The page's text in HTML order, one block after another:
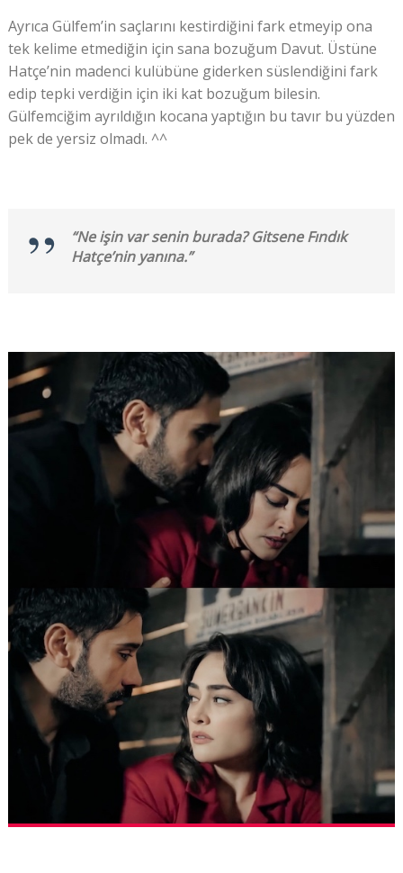
Ayrıca Gülfem’in saçlarını kestirdiğini fark etmeyip ona
tek kelime etmediğin için sana bozuğum Davut. Üstüne
Hatçe’nin madenci kulübüne giderken süslendiğini fark
edip tepki verdiğin için iki kat bozuğum bilesin.
Gülfemciğim ayrıldığın kocana yaptığın bu tavır bu yüzden
pek de yersiz olmadı. ^^
“Ne işin var senin burada? Gitsene Fındık
Hatçe’nin yanına.”